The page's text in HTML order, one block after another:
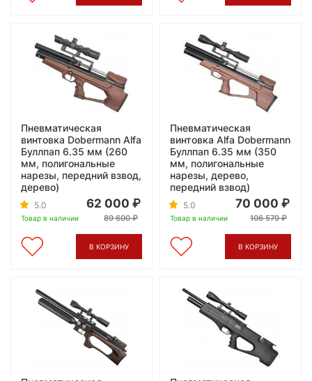
Пневматическая
винтовка Dobermann Alfa
Буллпап 6.35 мм (260
мм, полигональные
нарезы, передний взвод,
дерево)
5.0
Товар в наличии
62 000
89 600
В КОРЗИНУ
Пневматическая
винтовка Alfa Dobermann
Буллпап 6.35 мм (350
мм, полигональные
нарезы, дерево,
передний взвод)
5.0
Товар в наличии
70 000
106 579
В КОРЗИНУ